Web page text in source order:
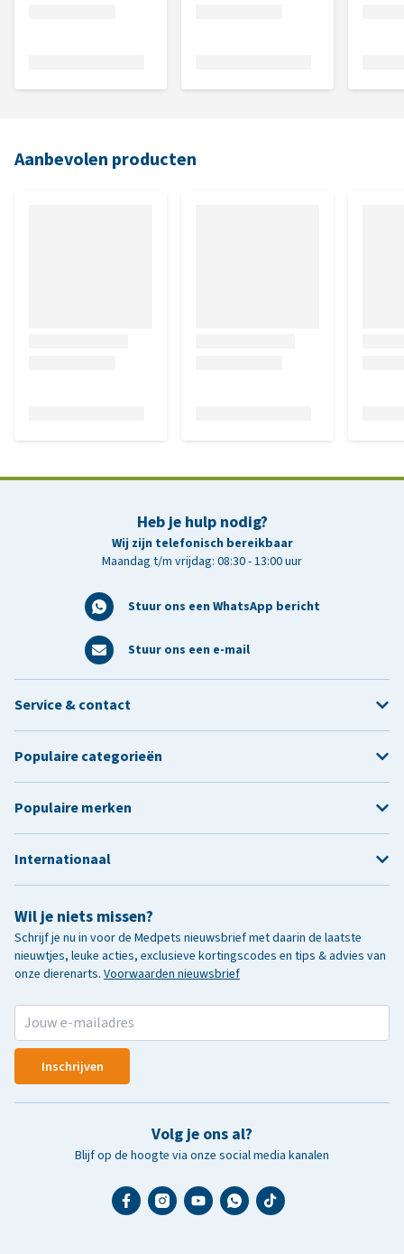
Aanbevolen producten
Heb je hulp nodig?
Wij zijn telefonisch bereikbaar
Maandag t/m vrijdag: 08:30 - 13:00 uur
Stuur ons een WhatsApp bericht
Stuur ons een e-mail
Wil je niets missen?
Schrijf je nu in voor de Medpets nieuwsbrief met daarin de laatste
nieuwtjes, leuke acties, exclusieve kortingscodes en tips & advies van
onze dierenarts. Voorwaarden nieuwsbrief
Inschrijven
Volg je ons al?
Blijf op de hoogte via onze social media kanalen
Service & contact
Populaire categorieën
Populaire merken
Internationaal